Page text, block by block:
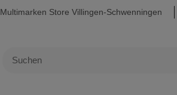
Multimarken Store Villingen-Schwenningen